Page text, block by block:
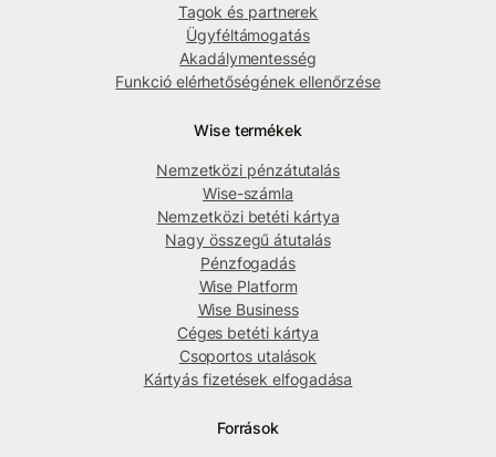
Tagok és partnerek
Ügyféltámogatás
Akadálymentesség
Funkció elérhetőségének ellenőrzése
Wise termékek
Nemzetközi pénzátutalás
Wise-számla
Nemzetközi betéti kártya
Nagy összegű átutalás
Pénzfogadás
Wise Platform
Wise Business
Céges betéti kártya
Csoportos utalások
Kártyás fizetések elfogadása
Források